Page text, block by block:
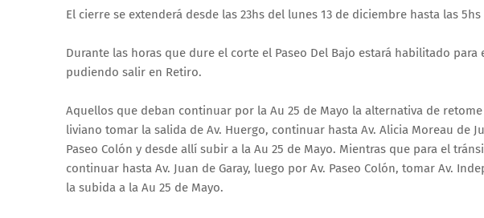
El cierre se extenderá desde las 23hs del lunes 13 de diciembre hasta las
Durante las horas que dure el corte el Paseo Del Bajo estará habilitado
pudiendo salir en Retiro.
Aquellos que deban continuar por la Au 25 de Mayo la alternativa de
liviano tomar la salida de Av. Huergo, continuar hasta Av. Alicia Moreau de
Paseo Colón y desde allí subir a la Au 25 de Mayo. Mientras que para el
continuar hasta Av. Juan de Garay, luego por Av. Paseo Colón, tomar Av.
la subida a la Au 25 de Mayo.